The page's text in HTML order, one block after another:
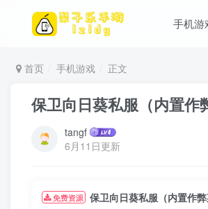
手机游
首页 手机游戏 正文
保卫向日葵私服（内置作
tangf
6月11日更新
免费资源 保卫向日葵私服（内置作弊